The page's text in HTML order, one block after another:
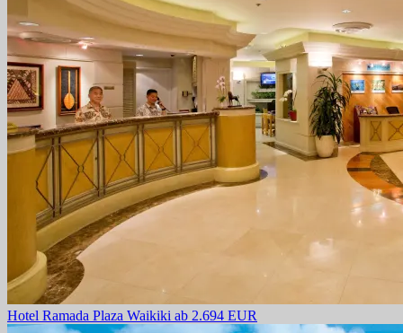
Hotel Ramada Plaza Waikiki ab 2.694 EUR